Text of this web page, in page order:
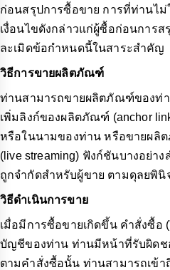
ก่อนสรุปการซื้อขาย การที่ท่านไ
เงื่อนไขดังกล่าวแก่ผู้ซื้อก่อนการส
ละเมิดข้อกำหนดนี้ในสาระสำคัญ
วิธีการขายผลิตภัณฑ์
ท่านสามารถขายผลิตภัณฑ์ของท่
เพิ่มลิงก์ของผลิตภัณฑ์ (anchor
หรือในนามของท่าน หรือขายผลิ
(live streaming) ฟังก์ชันบางอย่
ถูกจำกัดสำหรับผู้ขาย ตามดุลยพินิจ
วิธีดำเนินการขาย
เมื่อมีการซื้อขายเกิดขึ้น คำสั่งซื้อ
บัญชีของท่าน ท่านมีหน้าที่รับผิดช
ตามคำสั่งซื้อนั้น ท่านสามารถเข้า